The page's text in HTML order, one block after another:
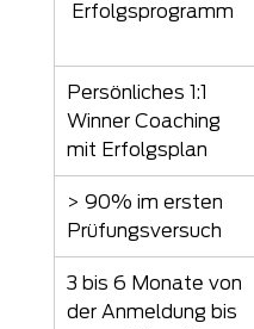
Erfolgsprogramm
Persönliches 1:1
Winner Coaching
mit Erfolgsplan
> 90% im ersten
Prüfungsversuch
3 bis 6 Monate von
der Anmeldung bis